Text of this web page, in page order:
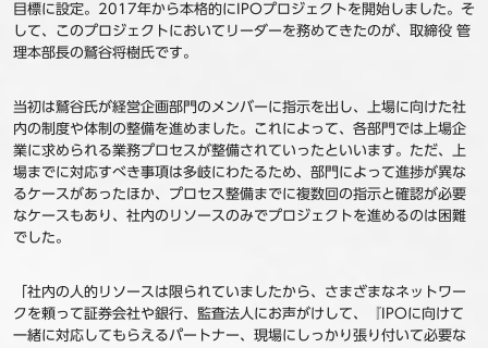
目標に設定。2017年から本格的にIPOプロジェクトを開始しました。そ
して、このプロジェクトにおいてリーダーを務めてきたのが、取締役 管
理本部長の鷲谷将樹氏です。
当初は鷲谷氏が経営企画部門のメンバーに指示を出し、上場に向けた社
内の制度や体制の整備を進めました。これによって、各部門では上場企
業に求められる業務プロセスが整備されていったといいます。ただ、上
場までに対応すべき事項は多岐にわたるため、部門によって進捗が異な
るケースがあったほか、プロセス整備までに複数回の指示と確認が必要
なケースもあり、社内のリソースのみでプロジェクトを進めるのは困難
でした。
「社内の人的リソースは限られていましたから、さまざまなネットワー
クを頼って証券会社や銀行、監査法人にお声がけして、『IPOに向けて
一緒に対応してもらえるパートナー、現場にしっかり張り付いて必要な